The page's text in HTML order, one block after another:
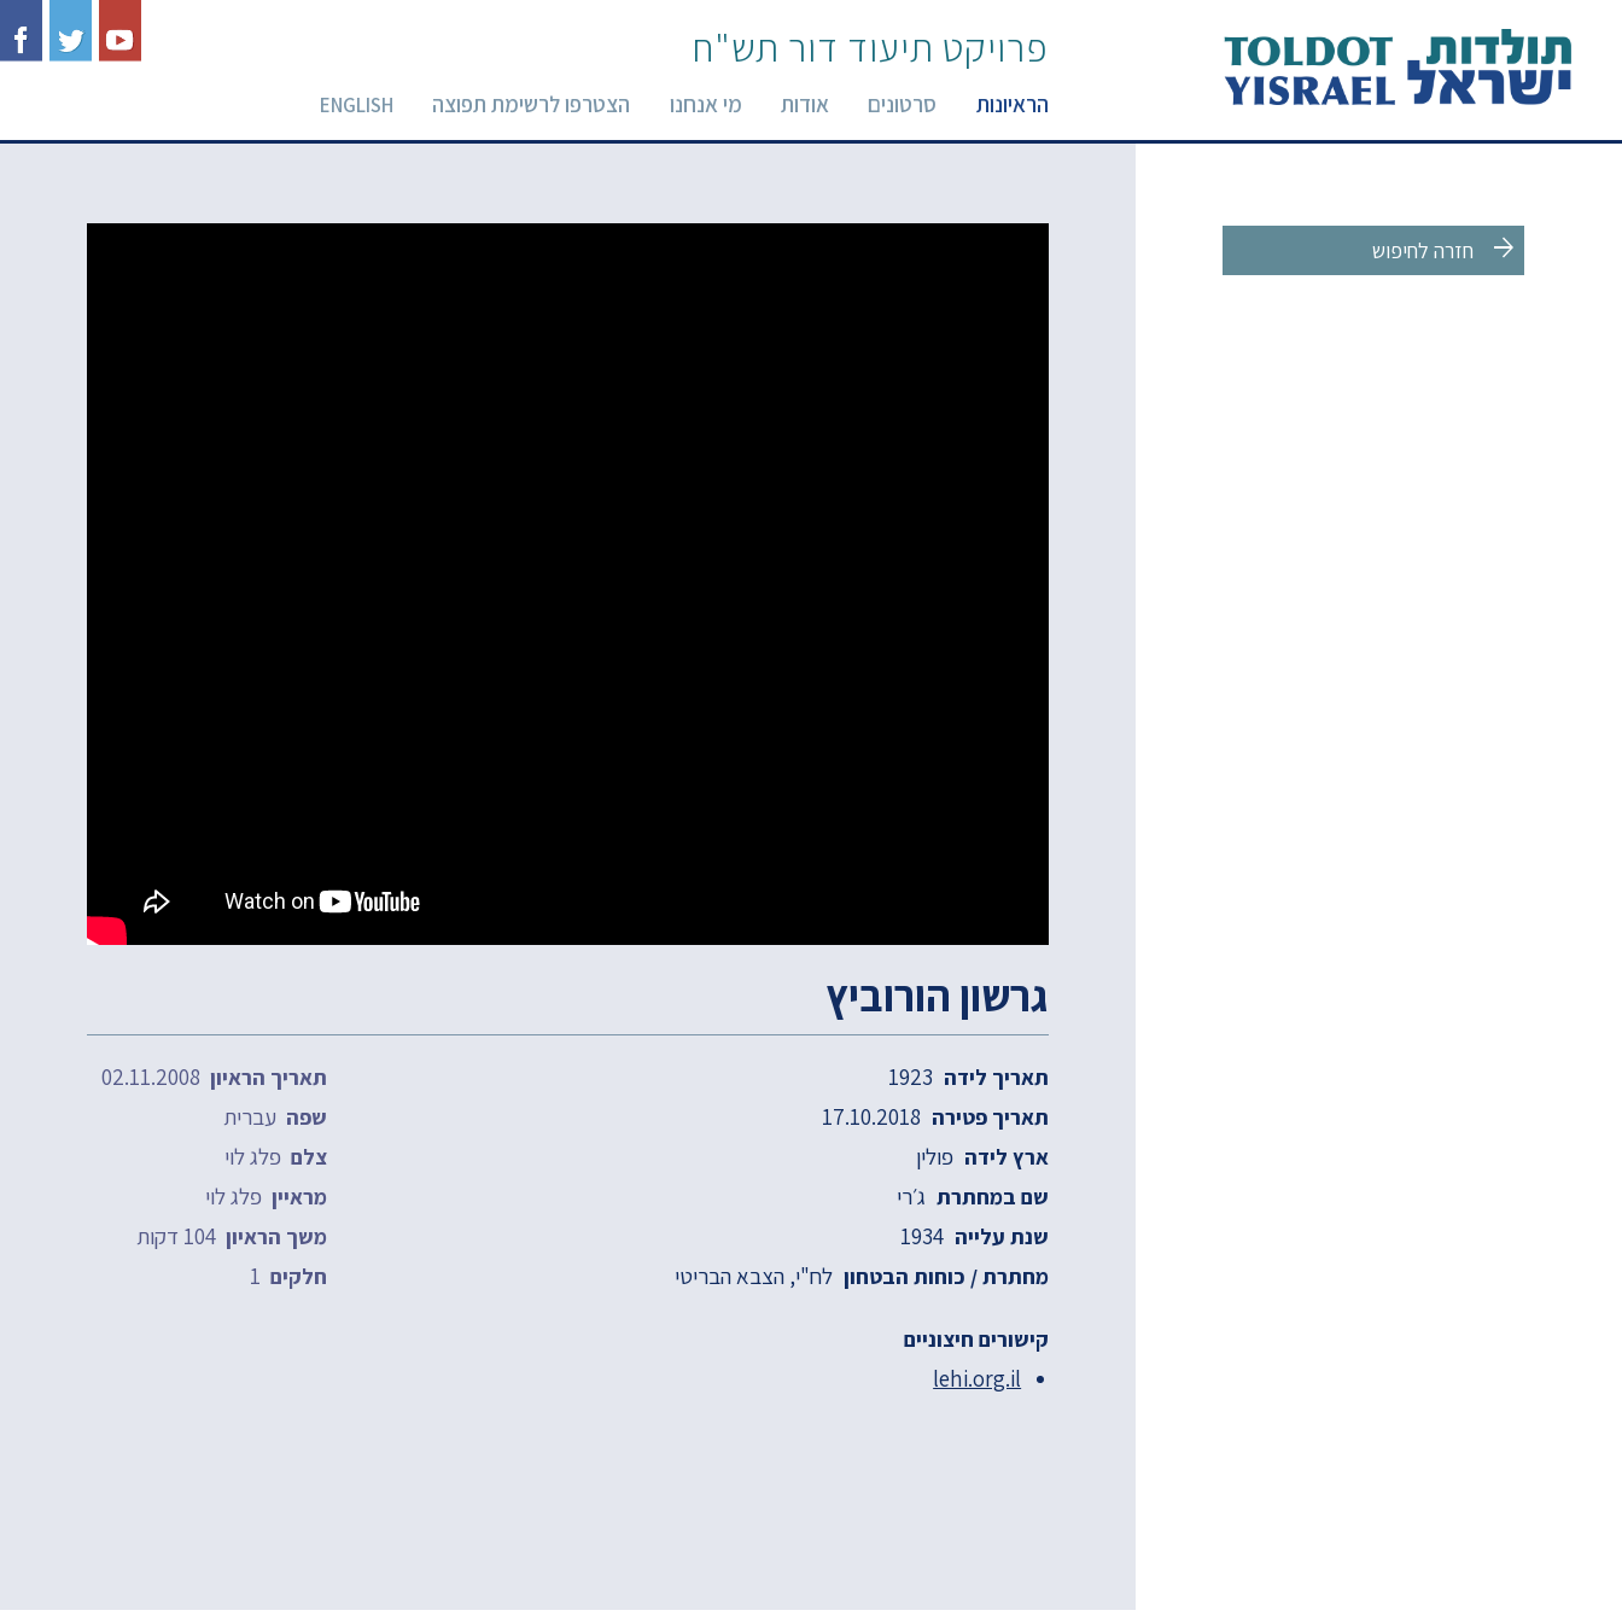
פרויקט תיעוד דור תש"ח
הראיונות סרטונים אודות מי אנחנו הצטרפו לרשימת תפוצה ENGLISH
arrow_forward חזרה לחיפוש
גרשון הורוביץ
תאריך לידה
תאריך פטירה
ארץ לידה פולין
שם במחתרת ג׳רי
שנת עלייה
מחתרת / כוחות הבטחון לח"י הצבא הבריטי
קישורים חיצוניים
lehi.org.il
תאריך הראיון
שפה עברית
צלם פלג לוי
מראיין פלג לוי
משך הראיון 104 דקות
חלקים